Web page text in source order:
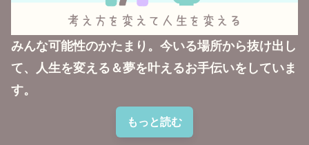
みんな可能性のかたまり。今いる場所から抜け出し
て、人生を変える＆夢を叶えるお手伝いをしていま
す。
もっと読む